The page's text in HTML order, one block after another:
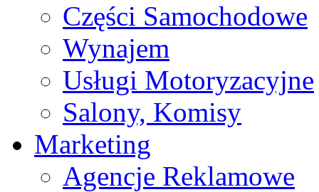
Części Samochodowe
Wynajem
Usługi Motoryzacyjne
Salony, Komisy
Marketing
Agencje Reklamowe